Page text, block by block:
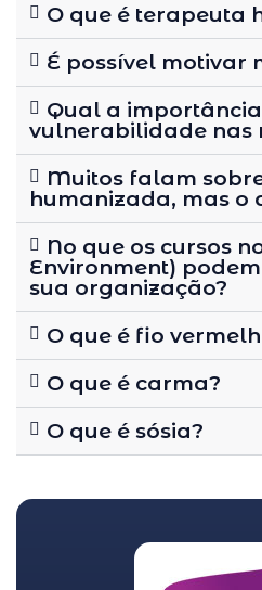
O que é terapeuta
É possível motivar
Qual a
vulnerabilidade nas
Muitos falam
humanizada, mas o
No que os cursos
Environment)
sua organização?
O que é fio
O que é carma?
O que é sósia?